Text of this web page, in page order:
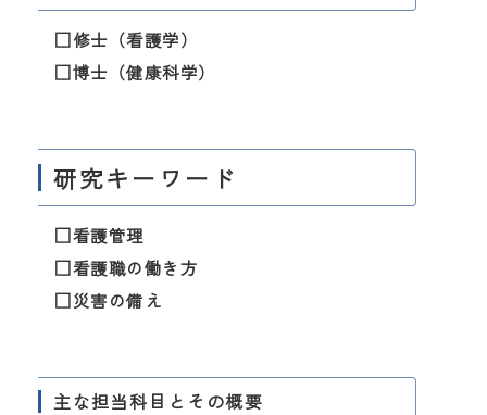
□修士（看護学）
□博士（健康科学）
研究キーワード
□看護管理
□看護職の働き方
□災害の備え
主な担当科目とその概要